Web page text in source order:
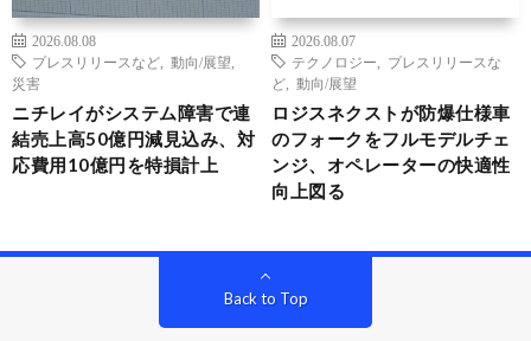
2026.08.08
プレスリリースなど
動向/展望
災害
ニチレイがシステム障害で連
結売上高50億円減見込み、対
応費用10億円を特損計上
2026.08.07
テクノロジー
プレスリリースな
ど
動向/展望
ロジスネクストが防爆仕様車
のフォークをフルモデルチェ
ンジ、オペレーターの快適性
向上図る
Back to Top